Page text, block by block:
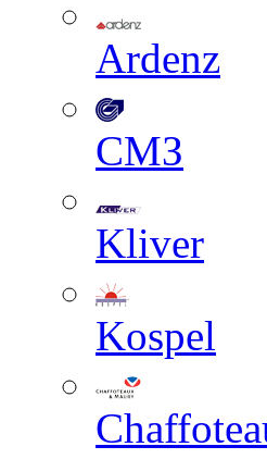
Ardenz
СМЗ
Kliver
Kospel